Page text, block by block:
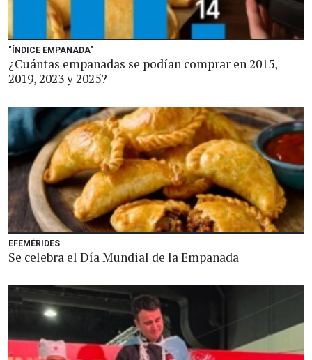
"ÍNDICE EMPANADA"
¿Cuántas empanadas se podían comprar en 2015,
2019, 2023 y 2025?
EFEMÉRIDES
Se celebra el Día Mundial de la Empanada